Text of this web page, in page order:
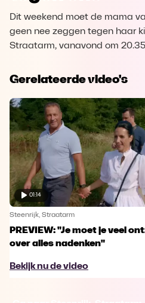
Dit weekend moet de mama
geen nee zeggen tegen haar
Straatarm, vanavond om
Gerelateerde video's
01:14
Steenrijk, Straatarm
PREVIEW: "Je moet je veel
over alles nadenken"
Bekijk nu de video